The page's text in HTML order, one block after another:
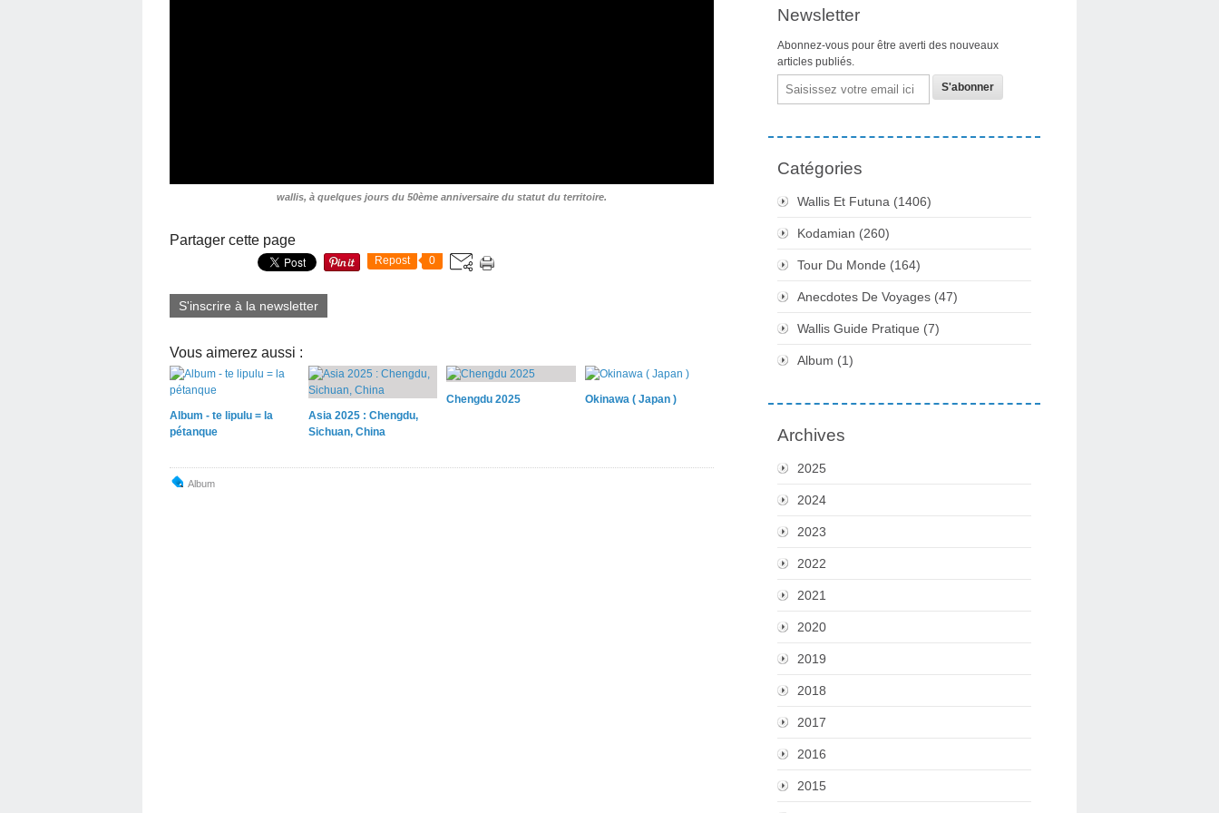
wallis, à quelques jours du 50ème anniversaire du statut du territoire.
Partager cette page
Repost 0
S'inscrire à la newsletter
Vous aimerez aussi :
Album - te lipulu = la
pétanque
Asia 2025 : Chengdu,
Sichuan, China
Chengdu 2025 Okinawa ( Japan )
Album
Newsletter
Abonnez-vous pour être averti des nouveaux
articles publiés.
Email
Catégories
Wallis Et Futuna (1406)
Kodamian (260)
Tour Du Monde (164)
Anecdotes De Voyages (47)
Wallis Guide Pratique (7)
Album (1)
Archives
2025
2024
2023
2022
2021
2020
2019
2018
2017
2016
2015